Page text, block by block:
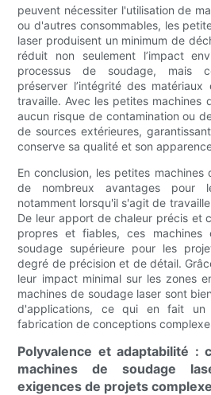
peuvent nécessiter l'utilisation de
ou d'autres consommables, les
laser produisent un minimum de
réduit non seulement l’impact
processus de soudage, mais
préserver l’intégrité des
travaille. Avec les petites machines
aucun risque de contamination ou
de sources extérieures,
conserve sa qualité et son
En conclusion, les petites
de nombreux avantages pour
notamment lorsqu'il s'agit de
De leur apport de chaleur précis et
propres et fiables, ces machines
soudage supérieure pour les
degré de précision et de détail.
leur impact minimal sur les zones
machines de soudage laser sont
d'applications, ce qui en fait
fabrication de conceptions
Polyvalence et adaptabilité :
machines de soudage
exigences de projets